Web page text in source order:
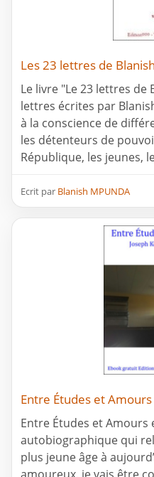
Les 23 lettres de Blanish
Le livre "Le 23 lettres de
lettres écrites par
à la conscience de
les détenteurs de
République, les jeunes,
Ecrit par Blanish MPUNDA
Entre Études et Amours
Entre Études et
autobiographique qui
plus jeune âge à